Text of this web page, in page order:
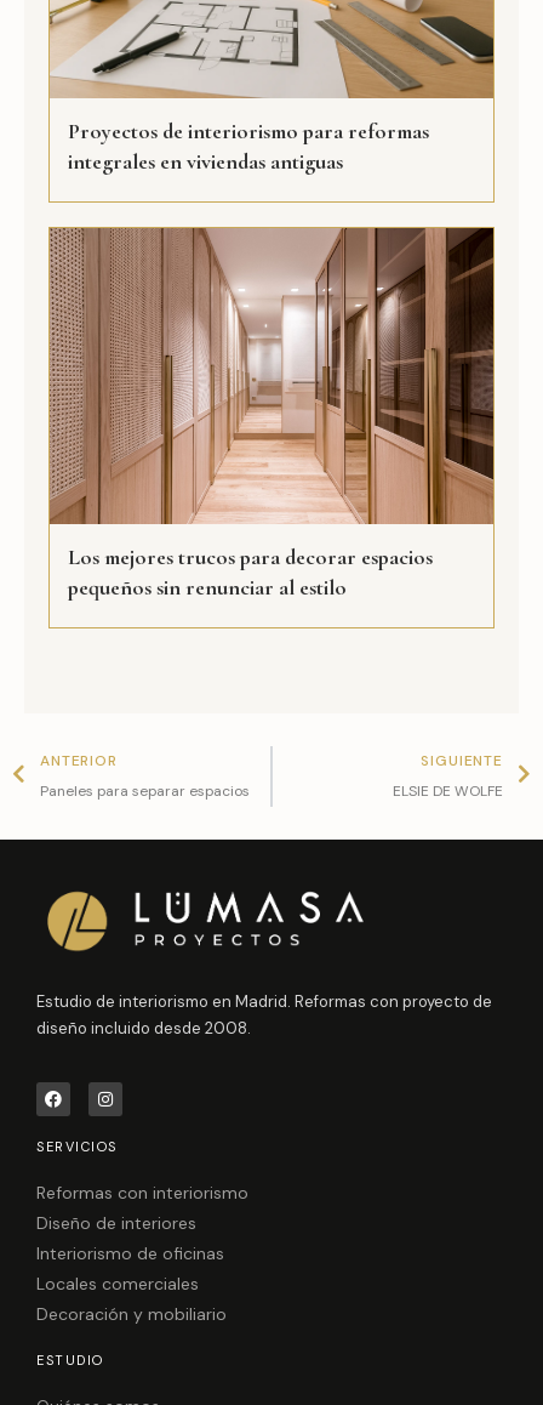
Proyectos de interiorismo para reformas
integrales en viviendas antiguas
Los mejores trucos para decorar espacios
pequeños sin renunciar al estilo
ANTERIOR
Paneles para separar espacios
SIGUIENTE
ELSIE DE WOLFE
Estudio de interiorismo en Madrid. Reformas con proyecto de
diseño incluido desde 2008.
F
a
c
e
b
o
I
n
s
t
a
r
m
SERVICIOS
Reformas con interiorismo
Diseño de interiores
Interiorismo de oficinas
Locales comerciales
Decoración y mobiliario
ESTUDIO